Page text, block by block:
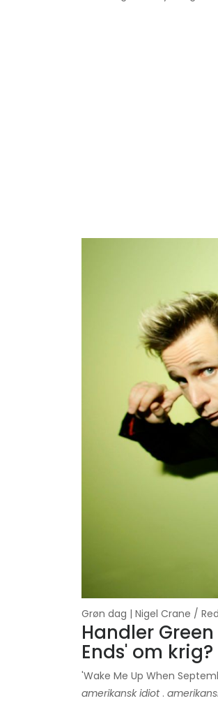
Grøn dag | Nigel Crane /
Handler
Ends' om krig?
'Wake Me Up When
amerikansk idiot.